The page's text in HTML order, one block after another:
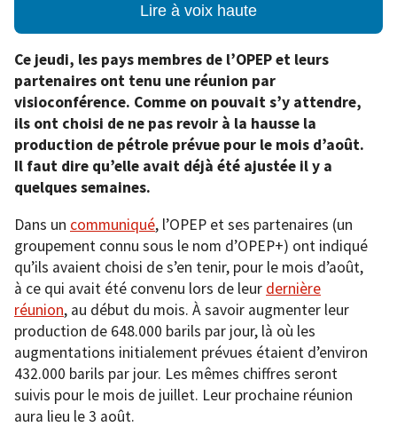
Lire à voix haute
Ce jeudi, les pays membres de l’OPEP et leurs
partenaires ont tenu une réunion par
visioconférence. Comme on pouvait s’y attendre,
ils ont choisi de ne pas revoir à la hausse la
production de pétrole prévue pour le mois d’août.
Il faut dire qu’elle avait déjà été ajustée il y a
quelques semaines.
Dans un communiqué, l’OPEP et ses partenaires (un
groupement connu sous le nom d’OPEP+) ont indiqué
qu’ils avaient choisi de s’en tenir, pour le mois d’août,
à ce qui avait été convenu lors de leur dernière
réunion, au début du mois. À savoir augmenter leur
production de 648.000 barils par jour, là où les
augmentations initialement prévues étaient d’environ
432.000 barils par jour. Les mêmes chiffres seront
suivis pour le mois de juillet. Leur prochaine réunion
aura lieu le 3 août.